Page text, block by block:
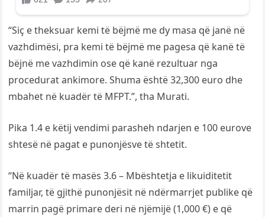
“Siç e theksuar kemi të bëjmë me dy masa që janë në
vazhdimësi, pra kemi të bëjmë me pagesa që kanë të
bëjnë me vazhdimin ose që kanë rezultuar nga
procedurat ankimore. Shuma është 32,300 euro dhe
mbahet në kuadër të MFPT.”, tha Murati.
Pika 1.4 e këtij vendimi parasheh ndarjen e 100 eurove
shtesë në pagat e punonjësve të shtetit.
“Në kuadër të masës 3.6 – Mbështetja e likuiditetit
familjar, të gjithë punonjësit në ndërmarrjet publike që
marrin pagë primare deri në njëmijë (1,000 €) e që